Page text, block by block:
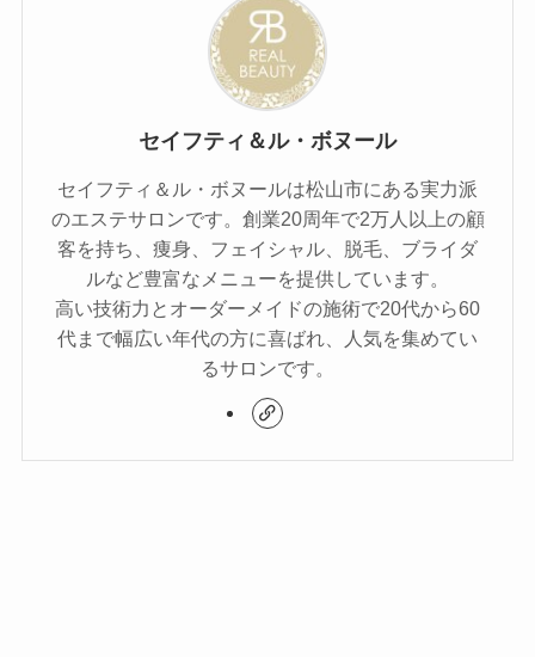
セイフティ＆ル・ボヌール
セイフティ＆ル・ボヌールは松山市にある実力派
のエステサロンです。創業20周年で2万人以上の顧
客を持ち、痩身、フェイシャル、脱毛、ブライダ
ルなど豊富なメニューを提供しています。
高い技術力とオーダーメイドの施術で20代から60
代まで幅広い年代の方に喜ばれ、人気を集めてい
るサロンです。